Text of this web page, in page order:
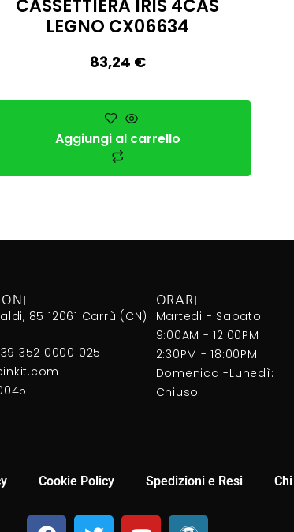
CASSETTIERA IRIS 4CAS
LEGNO CX06634
83,24 €
Aggiungi al carrello
85 12061 Carrù (CN)
352 0000 025
ORARI
Martedi - Sabato
9:00AM - 12:00PM
2:30PM - 18:00PM
Domenica -Lunedì:
Chiuso
Cookie Policy Spedizioni e Resi